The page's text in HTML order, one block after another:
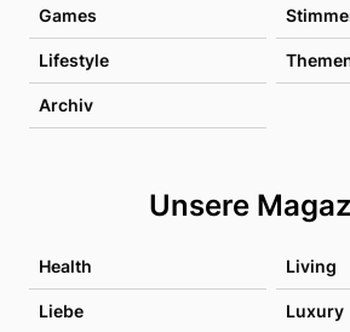
Games
Lifestyle
Archiv
Unsere
Health Living
Liebe Luxury